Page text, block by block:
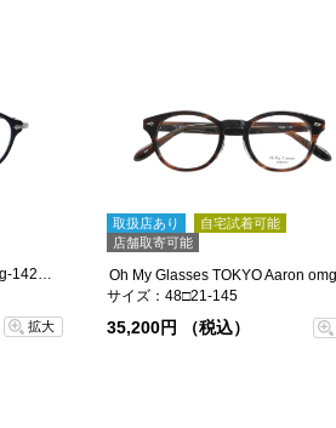
Oh My Glasses TOKYO Gil omg-142-BKSV-48
拡大
取扱店あり
自宅試着可能
店舗取寄可能
サイズ：48□21-145
35,200円 （税込）